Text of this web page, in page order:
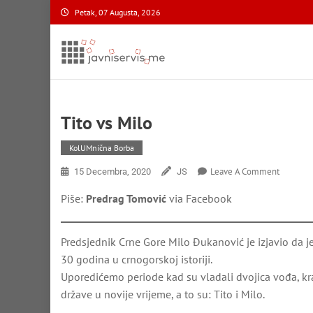
Skip
to
content
Petak, 07 Augusta, 2026
Javni Servis
Tito vs Milo
KolUMnična Borba
15 Decembra, 2020 JS Leave A CommentOn
Piše: Predrag Tomović via Facebook
Predsjednik Crne Gore Milo Đukanović je izjavio da
30 godina u crnogorskoj istoriji.
Uporedićemo periode kad su vladali dvojica vođa,
države u novije vrijeme, a to su: Tito i Milo.